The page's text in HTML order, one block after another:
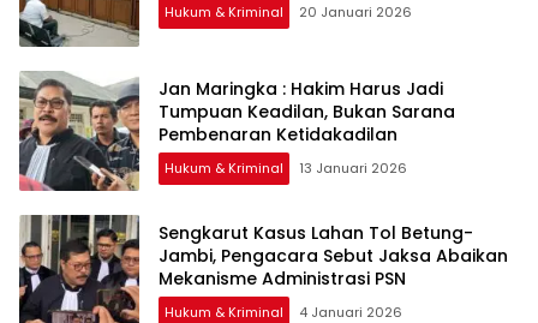
Hukum & Kriminal 20 Januari 2026
Jan Maringka : Hakim Harus Jadi
Tumpuan Keadilan, Bukan Sarana
Pembenaran Ketidakadilan
Hukum & Kriminal 13 Januari 2026
Sengkarut Kasus Lahan Tol Betung-
Jambi, Pengacara Sebut Jaksa Abaikan
Mekanisme Administrasi PSN
Hukum & Kriminal 4 Januari 2026